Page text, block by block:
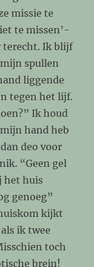
missie te
te missen’-
terecht. Ik blijf
spullen
liggende
tegen het lijf.
Ik houd
hand heb
deo voor
“Geen gel
het huis
genoeg”
kijkt
ik twee
toch
brein!